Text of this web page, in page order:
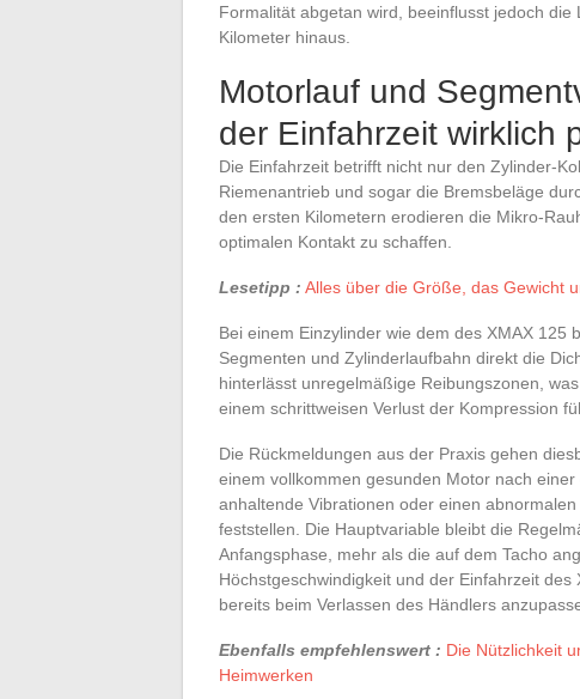
Formalität abgetan wird, beeinflusst jedoch
Kilometer hinaus.
Motorlauf und
der Einfahrzeit wirklich
Die Einfahrzeit betrifft nicht nur den Zylinder-
Riemenantrieb und sogar die Bremsbeläge
den ersten Kilometern erodieren die Mikro-
optimalen Kontakt zu schaffen.
Lesetipp : Alles über die Größe, das Gewicht
Bei einem Einzylinder wie dem des XMAX 125
Segmenten und Zylinderlaufbahn direkt die
hinterlässt unregelmäßige Reibungszonen,
einem schrittweisen Verlust der Kompression
Die Rückmeldungen aus der Praxis gehen
einem vollkommen gesunden Motor nach
anhaltende Vibrationen oder einen
feststellen. Die Hauptvariable bleibt die
Anfangsphase, mehr als die auf dem Tacho
Höchstgeschwindigkeit und der Einfahrzeit
bereits beim Verlassen des Händlers
Ebenfalls empfehlenswert : Die Nützlichkeit
Heimwerken